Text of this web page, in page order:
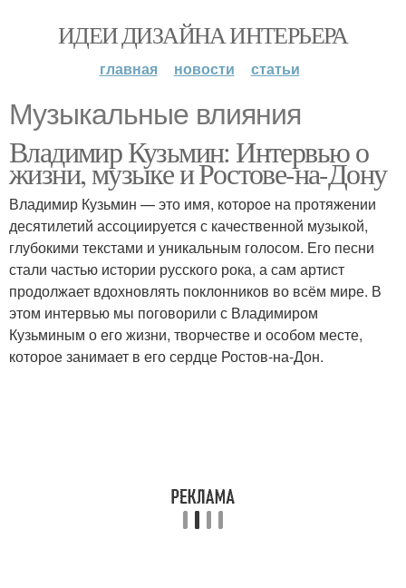
ИДЕИ ДИЗАЙНА ИНТЕРЬЕРА
главная новости статьи
Музыкальные влияния
Владимир Кузьмин: Интервью о
жизни, музыке и Ростове-на-Дону
Владимир Кузьмин — это имя, которое на протяжении
десятилетий ассоциируется с качественной музыкой,
глубокими текстами и уникальным голосом. Его песни
стали частью истории русского рока, а сам артист
продолжает вдохновлять поклонников во всём мире. В
этом интервью мы поговорили с Владимиром
Кузьминым о его жизни, творчестве и особом месте,
которое занимает в его сердце Ростов-на-Дон.